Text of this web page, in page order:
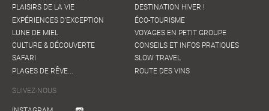
PLAISIRS DE LA VIE
EXPÉRIENCES D'EXCEPTION
LUNE DE MIEL
CULTURE & DÉCOUVERTE
SAFARI
PLAGES DE RÊVE...
DESTINATION HIVER !
ÉCO-TOURISME
VOYAGES EN PETIT GROUPE
CONSEILS ET INFOS PRATIQUES
SLOW TRAVEL
ROUTE DES VINS
SUIVEZ-NOUS